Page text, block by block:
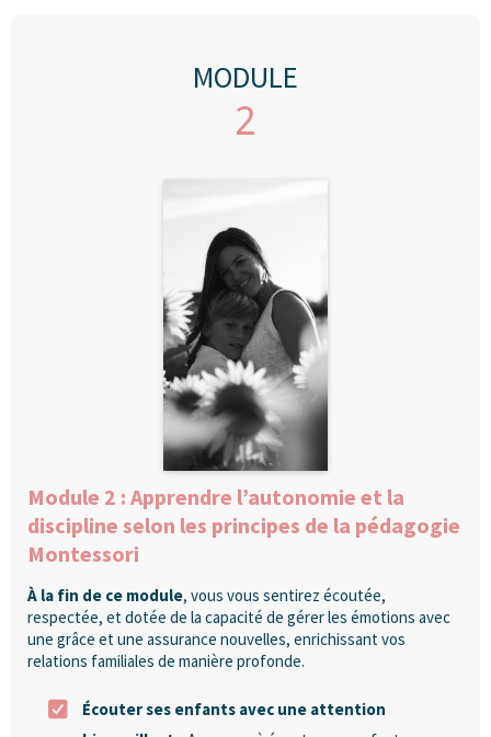
MODULE
2
Module 2 : Apprendre l’autonomie et la
discipline selon les principes de la pédagogie
Montessori
À la fin de ce module, vous vous sentirez écoutée,
respectée, et dotée de la capacité de gérer les émotions avec
une grâce et une assurance nouvelles, enrichissant vos
relations familiales de manière profonde.
Écouter ses enfants avec une attention